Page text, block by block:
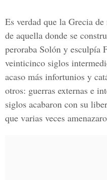
Es verdad que la Grecia
de aquella donde se
peroraba Solón y esculpía
veinticinco siglos
acaso más infortunios y
otros: guerras externas e
siglos acabaron con su
que varias veces